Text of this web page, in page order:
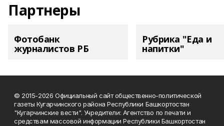
Партнеры
Фотобанк
журналистов РБ
Рубрика "Еда и
напитки"
© 2015-2026 Официальный сайт общественно-политической
газеты Кугарчинского района Республики Башкортостан
"Кугарчинские вести". Учредители: Агентство по печати и
средствам массовой информации Республики Башкортостан